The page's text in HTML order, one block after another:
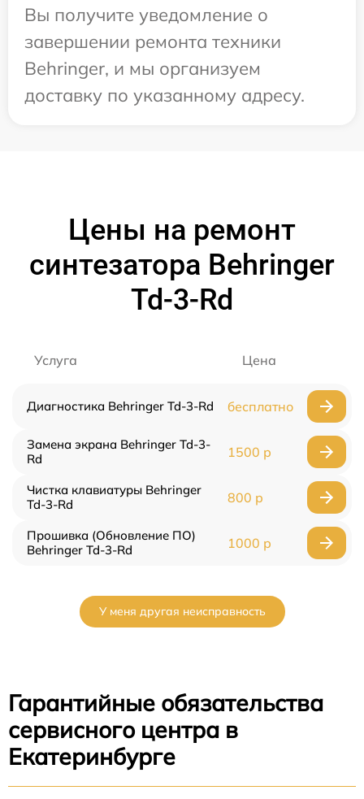
Вы получите уведомление о
завершении ремонта техники
Behringer, и мы организуем
доставку по указанному адресу.
Цены на ремонт
синтезатора Behringer
Td-3-Rd
Услуга Цена
Диагностика Behringer Td-3-Rd бесплатно
Замена экрана Behringer Td-3-
Rd
1500 р
Чистка клавиатуры Behringer
Td-3-Rd
800 р
Прошивка (Обновление ПО)
Behringer Td-3-Rd
1000 р
У меня другая неисправность
Гарантийные обязательства
сервисного центра в
Екатеринбурге